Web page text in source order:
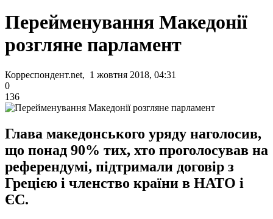
Перейменування Македонії
розгляне парламент
Корреспондент.net, 1 жовтня 2018, 04:31
0
136
Глава македонського уряду наголосив,
що понад 90% тих, хто проголосував на
референдумі, підтримали договір з
Грецією і членство країни в НАТО і
ЄС.